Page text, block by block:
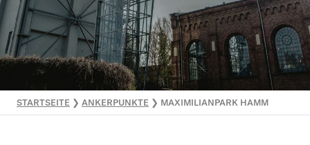
STARTSEITE ❯ ANKERPUNKTE ❯ MAXIMILIANPARK HAMM